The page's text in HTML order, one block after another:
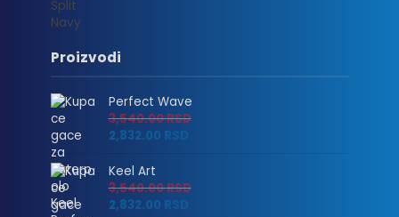
Proizvodi
Perfect Wave
3,540.00RSD
2,832.00 RSD
Keel Art
3,540.00RSD
2,832.00 RSD